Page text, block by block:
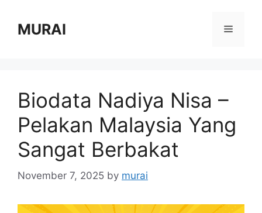
contentMURAI Menu
Biodata Nadiya Nisa –
Pelakan Malaysia Yang
Sangat Berbakat
November 7, 2025 by murai